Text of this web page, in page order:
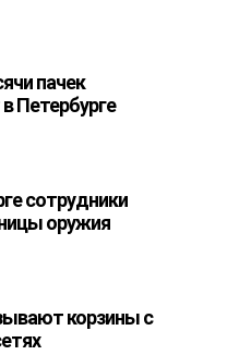
пачек
Петербурге
сотрудники
оружия
корзины с